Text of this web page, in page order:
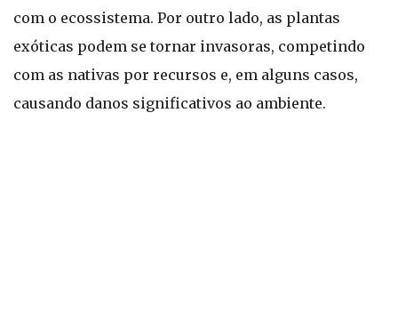
com o ecossistema. Por outro lado, as plantas
exóticas podem se tornar invasoras, competindo
com as nativas por recursos e, em alguns casos,
causando danos significativos ao ambiente.